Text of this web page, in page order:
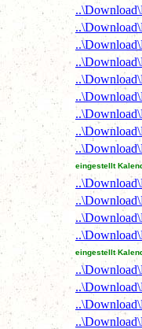
eingestellt
eingestellt